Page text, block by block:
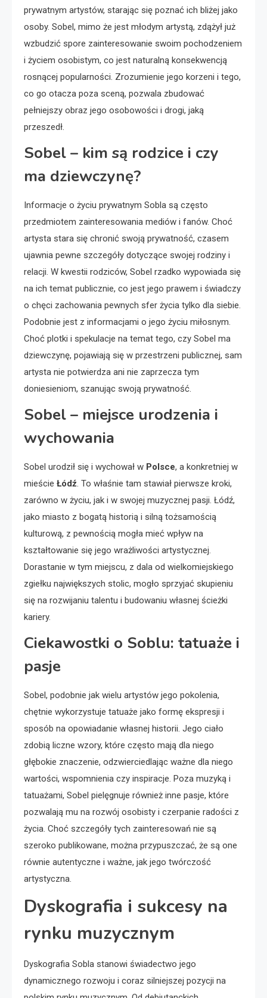
prywatnym artystów, starając się poznać ich bliżej jako
osoby. Sobel, mimo że jest młodym artystą, zdążył już
wzbudzić spore zainteresowanie swoim pochodzeniem
i życiem osobistym, co jest naturalną konsekwencją
rosnącej popularności. Zrozumienie jego korzeni i tego,
co go otacza poza sceną, pozwala zbudować
pełniejszy obraz jego osobowości i drogi, jaką
przeszedł.
Sobel – kim są rodzice i czy
ma dziewczynę?
Informacje o życiu prywatnym Sobla są często
przedmiotem zainteresowania mediów i fanów. Choć
artysta stara się chronić swoją prywatność, czasem
ujawnia pewne szczegóły dotyczące swojej rodziny i
relacji. W kwestii rodziców, Sobel rzadko wypowiada się
na ich temat publicznie, co jest jego prawem i świadczy
o chęci zachowania pewnych sfer życia tylko dla siebie.
Podobnie jest z informacjami o jego życiu miłosnym.
Choć plotki i spekulacje na temat tego, czy Sobel ma
dziewczynę, pojawiają się w przestrzeni publicznej, sam
artysta nie potwierdza ani nie zaprzecza tym
doniesieniom, szanując swoją prywatność.
Sobel – miejsce urodzenia i
wychowania
Sobel urodził się i wychował w Polsce, a konkretniej w
mieście Łódź. To właśnie tam stawiał pierwsze kroki,
zarówno w życiu, jak i w swojej muzycznej pasji. Łódź,
jako miasto z bogatą historią i silną tożsamością
kulturową, z pewnością mogła mieć wpływ na
kształtowanie się jego wrażliwości artystycznej.
Dorastanie w tym miejscu, z dala od wielkomiejskiego
zgiełku największych stolic, mogło sprzyjać skupieniu
się na rozwijaniu talentu i budowaniu własnej ścieżki
kariery.
Ciekawostki o Soblu: tatuaże i
pasje
Sobel, podobnie jak wielu artystów jego pokolenia,
chętnie wykorzystuje tatuaże jako formę ekspresji i
sposób na opowiadanie własnej historii. Jego ciało
zdobią liczne wzory, które często mają dla niego
głębokie znaczenie, odzwierciedlając ważne dla niego
wartości, wspomnienia czy inspiracje. Poza muzyką i
tatuażami, Sobel pielęgnuje również inne pasje, które
pozwalają mu na rozwój osobisty i czerpanie radości z
życia. Choć szczegóły tych zainteresowań nie są
szeroko publikowane, można przypuszczać, że są one
równie autentyczne i ważne, jak jego twórczość
artystyczna.
Dyskografia i sukcesy na
rynku muzycznym
Dyskografia Sobla stanowi świadectwo jego
dynamicznego rozwoju i coraz silniejszej pozycji na